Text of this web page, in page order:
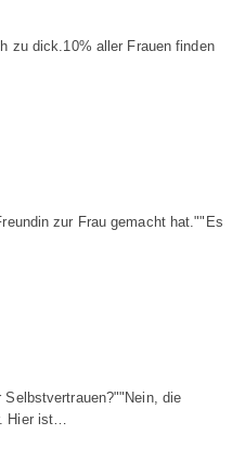
zu dick.10% aller Frauen finden
zur Frau gemacht hat.""Es
die
Hier ist…